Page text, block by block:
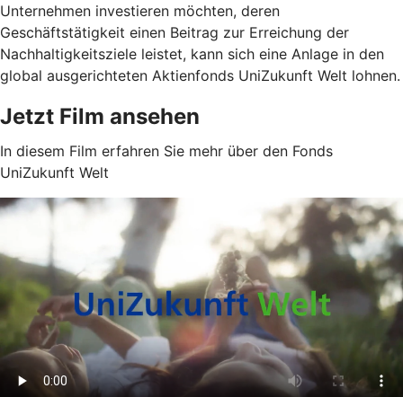
Unternehmen investieren möchten, deren
Geschäftstätigkeit einen Beitrag zur Erreichung der
Nachhaltigkeitsziele leistet, kann sich eine Anlage in den
global ausgerichteten Aktienfonds UniZukunft Welt lohnen.
Jetzt Film ansehen
In diesem Film erfahren Sie mehr über den Fonds
UniZukunft Welt